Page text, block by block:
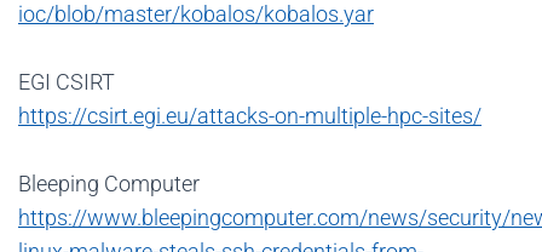
ioc/blob/master/kobalos/kobalos.yar
EGI CSIRT
https://csirt.egi.eu/attacks-on-multiple-hpc-sites/
Bleeping Computer
https://www.bleepingcomputer.com/news/security/